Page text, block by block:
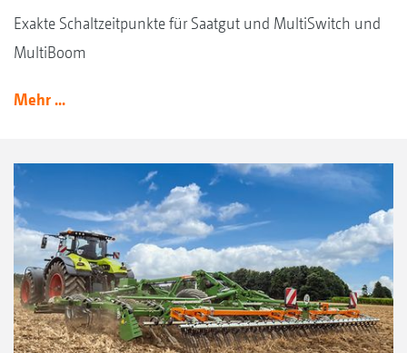
Exakte Schaltzeitpunkte für Saatgut und MultiSwitch und
MultiBoom
Mehr ...